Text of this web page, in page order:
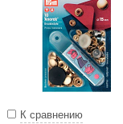
К сравнению